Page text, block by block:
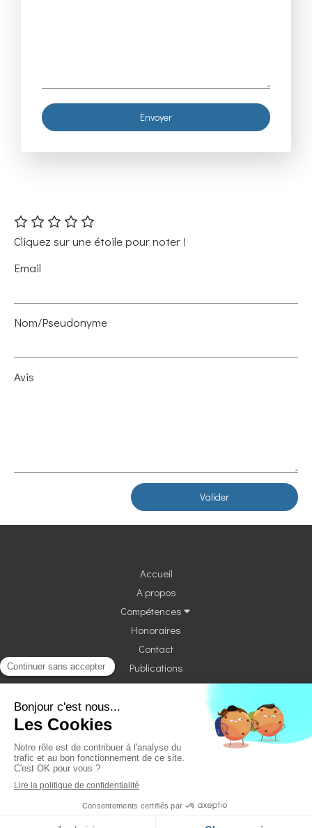
Envoyer
Cliquez sur une étoile pour noter !
Email
Nom/Pseudonyme
Avis
Valider
Accueil
A propos
Compétences
Honoraires
Contact
Publications
Avocat - Paris 9ᵉ
Mentions légales